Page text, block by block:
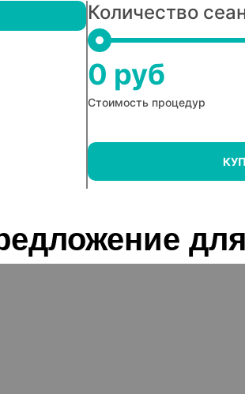
Количество
0 руб
Стоимость процедур